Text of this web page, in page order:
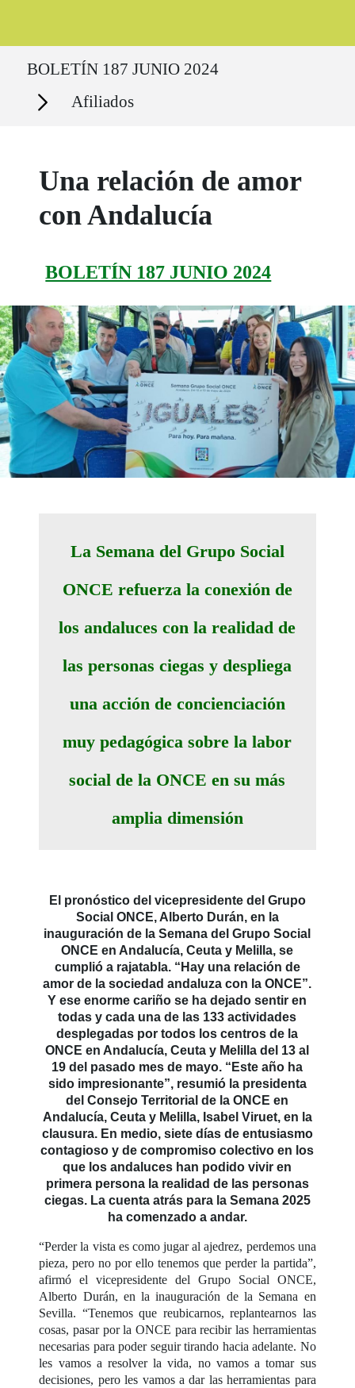
BOLETÍN 187 JUNIO 2024
Secciones Afiliados
Una relación de amor
con Andalucía
BOLETÍN 187 JUNIO 2024
La Semana del Grupo Social
ONCE refuerza la conexión de
los andaluces con la realidad de
las personas ciegas y despliega
una acción de concienciación
muy pedagógica sobre la labor
social de la ONCE en su más
amplia dimensión
El pronóstico del vicepresidente del Grupo
Social ONCE, Alberto Durán, en la
inauguración de la Semana del Grupo Social
ONCE en Andalucía, Ceuta y Melilla, se
cumplió a rajatabla. “Hay una relación de
amor de la sociedad andaluza con la ONCE”.
Y ese enorme cariño se ha dejado sentir en
todas y cada una de las 133 actividades
desplegadas por todos los centros de la
ONCE en Andalucía, Ceuta y Melilla del 13 al
19 del pasado mes de mayo. “Este año ha
sido impresionante”, resumió la presidenta
del Consejo Territorial de la ONCE en
Andalucía, Ceuta y Melilla, Isabel Viruet, en la
clausura. En medio, siete días de entusiasmo
contagioso y de compromiso colectivo en los
que los andaluces han podido vivir en
primera persona la realidad de las personas
ciegas. La cuenta atrás para la Semana 2025
ha comenzado a andar.
“Perder la vista es como jugar al ajedrez, perdemos una
pieza, pero no por ello tenemos que perder la partida”,
afirmó el vicepresidente del Grupo Social ONCE,
Alberto Durán, en la inauguración de la Semana en
Sevilla. “Tenemos que reubicarnos, replantearnos las
cosas, pasar por la ONCE para recibir las herramientas
necesarias para poder seguir tirando hacia adelante. No
les vamos a resolver la vida, no vamos a tomar sus
decisiones, pero les vamos a dar las herramientas para